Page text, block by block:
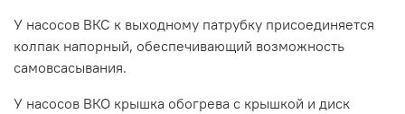
У насосов ВКС к выходному патрубку присоединяется
колпак напорный, обеспечивающий возможность
самовсасывания.
У насосов ВКО крышка обогрева с крышкой и диск